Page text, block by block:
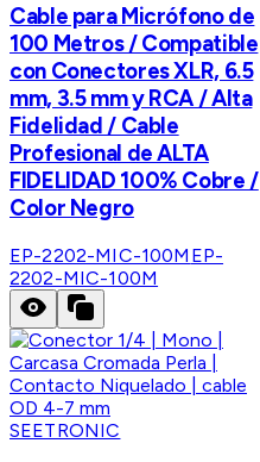
Cable para Micrófono de
100 Metros / Compatible
con Conectores XLR, 6.5
mm, 3.5 mm y RCA / Alta
Fidelidad / Cable
Profesional de ALTA
FIDELIDAD 100% Cobre /
Color Negro
EP-2202-MIC-100M EP-
2202-MIC-100M
SEETRONIC